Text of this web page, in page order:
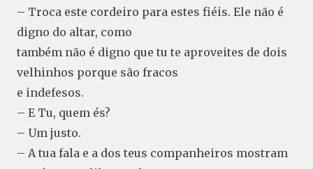
– Troca este cordeiro para estes fiéis. Ele não é
digno do altar, como
também não é digno que tu te aproveites de dois
velhinhos porque são fracos
e indefesos.
– E Tu, quem és?
– Um justo.
– A tua fala e a dos teus companheiros mostram